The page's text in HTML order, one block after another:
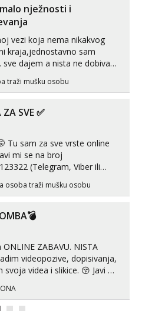
nježnosti i
vezi koja nema nikakvog
kraja,jednostavno sam
sve dajem a nista ne dobivam
moje potrebe,ne trazim puno
seks i njezne poljupce po
traži mušku osobu
ZA SVE ✅
Tu sam za sve vrste online
mi se na broj
(Telegram, Viber ili
na uzivo.
osoba traži mušku osobu
ONLINE ZABAVU. NISTA
videa i slikice. 😚 Javi mi
Telegram. +385 91 723 0045
ONA